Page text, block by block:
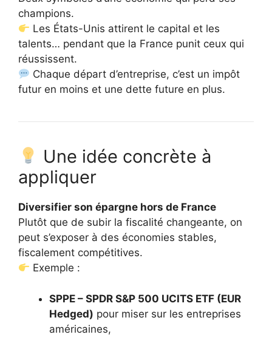
champions.
Les États-Unis attirent le capital et les
talents… pendant que la France punit ceux qui
réussissent.
Chaque départ d’entreprise, c’est un impôt
futur en moins et une dette future en plus.
Une idée concrète à
appliquer
Diversifier son épargne hors de France
Plutôt que de subir la fiscalité changeante, on
peut s’exposer à des économies stables,
fiscalement compétitives.
Exemple :
SPPE – SPDR S&P 500 UCITS ETF (EUR
Hedged) pour miser sur les entreprises
américaines,